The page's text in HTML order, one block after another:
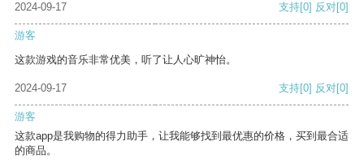
2024-09-17 支持[0] 反对[0]
游客
这款游戏的音乐非常优美，听了让人心旷神怡。
2024-09-17 支持[0] 反对[0]
游客
这款app是我购物的得力助手，让我能够找到最优惠的价格，买到最合适
的商品。